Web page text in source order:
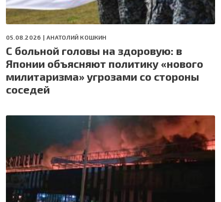
05.08.2026 | АНАТОЛИЙ КОШКИН
С больной головы на здоровую: в
Японии объясняют политику «нового
милитаризма» угрозами со стороны
соседей